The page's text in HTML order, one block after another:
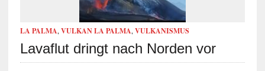
LA PALMA, VULKAN LA PALMA, VULKANISMUS
Lavaflut dringt nach Norden vor